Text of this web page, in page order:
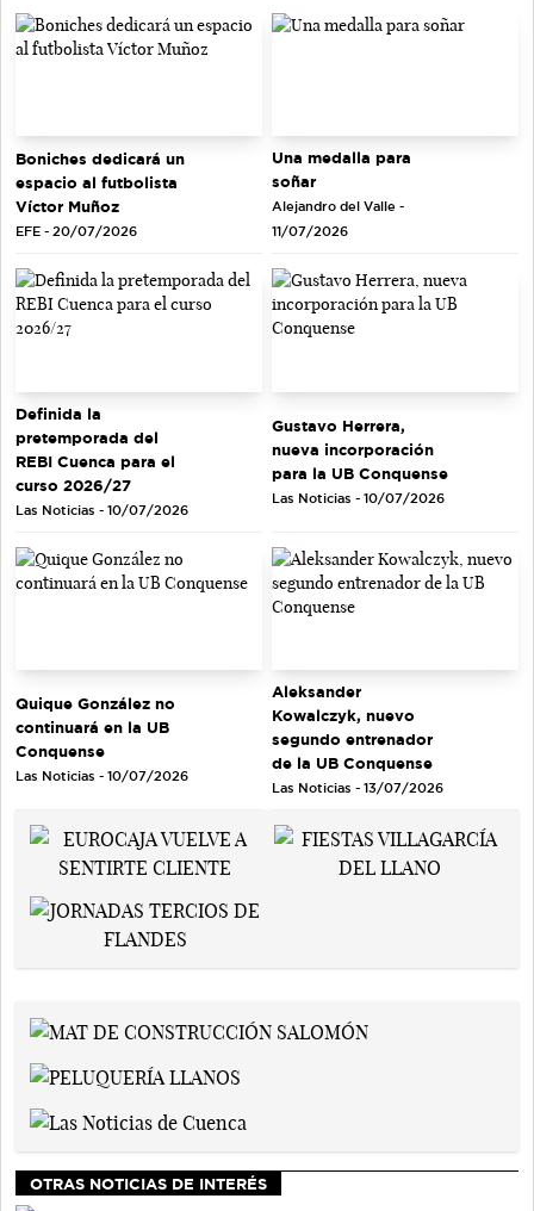
Boniches dedicará un
espacio al futbolista
Víctor Muñoz
EFE - 20/07/2026
Una medalla para
soñar
Alejandro del Valle -
11/07/2026
Definida la
pretemporada del
REBI Cuenca para el
curso 2026/27
Las Noticias - 10/07/2026
Gustavo Herrera,
nueva incorporación
para la UB Conquense
Las Noticias - 10/07/2026
Quique González no
continuará en la UB
Conquense
Las Noticias - 10/07/2026
Aleksander
Kowalczyk, nuevo
segundo entrenador
de la UB Conquense
Las Noticias - 13/07/2026
OTRAS NOTICIAS DE INTERÉS